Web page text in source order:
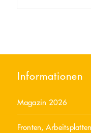
Informationen
Magazin 2026
Fronten,